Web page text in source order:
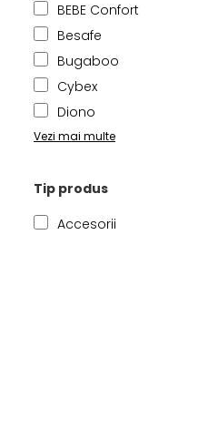
BEBE Confort
Besafe
Bugaboo
Cybex
Diono
Vezi mai multe
Tip produs
Accesorii